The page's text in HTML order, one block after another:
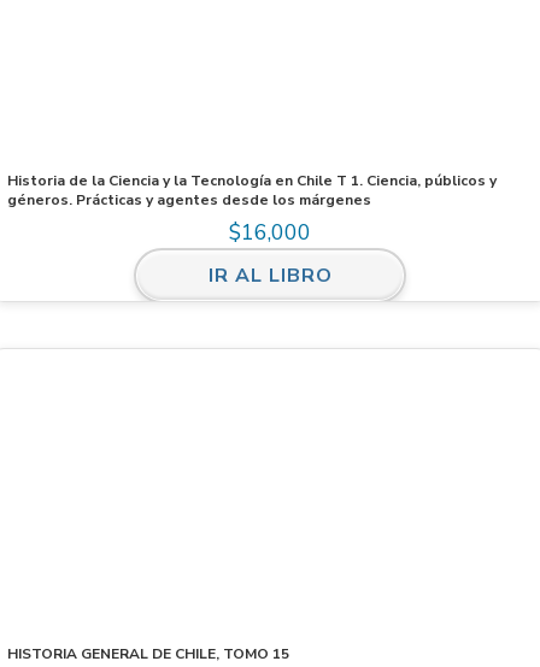
Historia de la Ciencia y la Tecnología en Chile T 1. Ciencia, públicos y
géneros. Prácticas y agentes desde los márgenes
$16,000
IR AL LIBRO
HISTORIA GENERAL DE CHILE, TOMO 15